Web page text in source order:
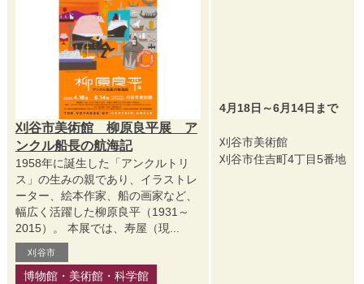
刈谷市美術館 柳原良平展 ア
ンクル船長の航海記
1958年に誕生した「アンクルトリ
ス」の生みの親であり、イラストレ
ーター、絵本作家、船の画家など、
幅広く活躍した柳原良平（1931～
2015）。 本展では、寿屋（現...
刈谷市
博物館・美術館・科学館
4月18日～6月14日まで
刈谷市美術館
刈谷市住吉町4丁目5番地